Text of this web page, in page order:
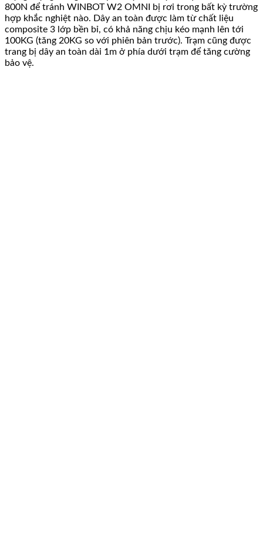
800N để tránh WINBOT W2 OMNI bị rơi trong bất kỳ trường
hợp khắc nghiệt nào. Dây an toàn được làm từ chất liệu
composite 3 lớp bền bỉ, có khả năng chịu kéo mạnh lên tới
100KG (tăng 20KG so với phiên bản trước). Trạm cũng được
trang bị dây an toàn dài 1m ở phía dưới trạm để tăng cường
bảo vệ.